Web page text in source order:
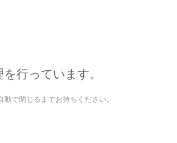
を行っています。
動で閉じるまでお待ちください。